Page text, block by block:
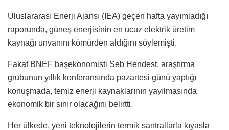
Uluslararası Enerji Ajansı (IEA) geçen hafta yayımladığı
raporunda, güneş enerjisinin en ucuz elektrik üretim
kaynağı unvanını kömürden aldığını söylemişti.
Fakat BNEF başekonomisti Seb Hendest, araştırma
grubunun yıllık konferansında pazartesi günü yaptığı
konuşmada, temiz enerji kaynaklarının yayılmasında
ekonomik bir sınır olacağını belirtti.
Her ülkede, yeni teknolojilerin termik santrallarla kıyasla